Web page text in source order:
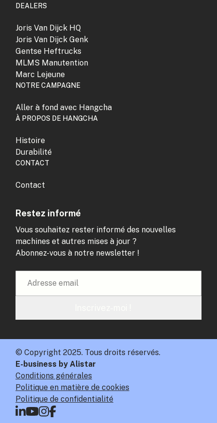
DEALERS
Joris Van Dijck HQ
Joris Van Dijck Genk
Gentse Heftrucks
MLMS Manutention
Marc Lejeune
NOTRE CAMPAGNE
Aller à fond avec Hangcha
À PROPOS DE HANGCHA
Histoire
Durabilité
CONTACT
Contact
Restez informé
Vous souhaitez rester informé des nouvelles
machines et autres mises à jour ?
Abonnez-vous à notre newsletter !
© Copyright 2025. Tous droits réservés.
E-business by Alistar
Conditions générales
Politique en matière de cookies
Politique de confidentialité